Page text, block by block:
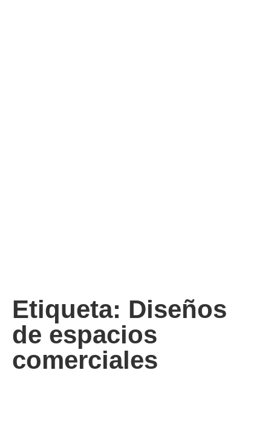
Etiqueta: Diseños
de espacios
comerciales